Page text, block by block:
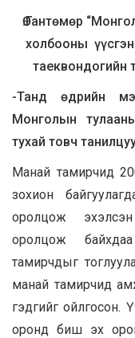
Ө.Гантөмөр
холбооны
таеквондогийн
-Танд өдрийн
Монголын
тухай товч
Манай тамирчид
зохион
оролцож
оролцож
тамирчдыг
манай тамирчид
гэдгийг ойлгосон.
оронд биш эх